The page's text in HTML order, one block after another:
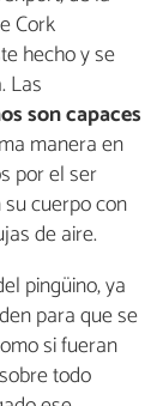
Cork
hecho y se
Las
son capaces
manera en
por el ser
cuerpo con
de aire.
pingüino, ya
para que se
si fueran
todo